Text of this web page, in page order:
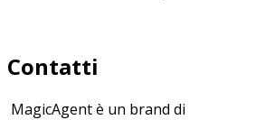
Contatti
MagicAgent è un brand di